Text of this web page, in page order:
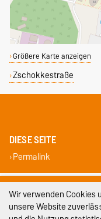
Größere Karte anzeigen
Zschokkestraße
DIESE SEITE
Permalink
Wir verwenden Cookies
unsere Website